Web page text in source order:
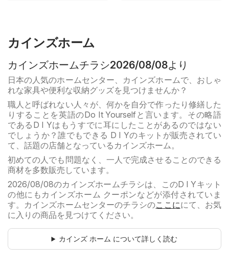
カインズホーム
カインズホームチラシ2026/08/08より
日本の人気のホームセンター、カインズホームで、おしゃ
れな家具や便利な収納グッズを見つけませんか？
職人と呼ばれない人々が、何かを自分で作ったり修繕した
りすることを英語のDo It Yourselfと言います。その略語
であるD I Yはもうすでに耳にしたことがあるのではない
でしょうか？誰でもできる D I Yのキットが販売されてい
て、話題の店舗となっているカインズホーム。
初めての人でも問題なく、一人で完成させることのできる
商材を多数販売しています。
2026/08/08のカインズホームチラシは、このD I Yキット
の他にもカインズホーム クーポンなどが添付されていま
す。カインズホームセンターのチラシのここににて、お気
に入りの商品を見つけてください。
カインズ ホーム について詳しく読む